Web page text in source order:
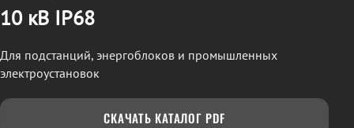
10 кВ IP68
Для подстанций, энергоблоков и промышленных
электроустановок
СКАЧАТЬ КАТАЛОГ PDF